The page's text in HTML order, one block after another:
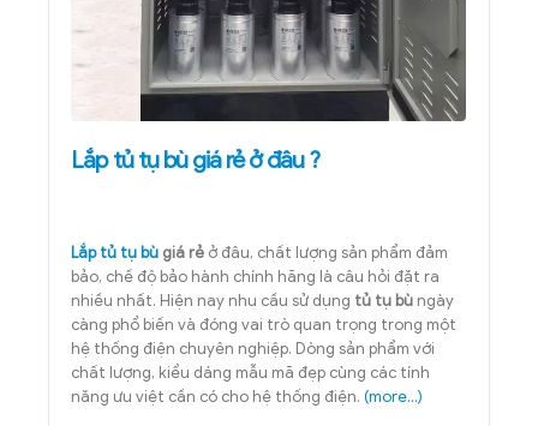
Lắp tủ tụ bù giá rẻ ở đâu ?
Lắp tủ tụ bù giá rẻ ở đâu, chất lượng sản phẩm đảm
bảo, chế độ bảo hành chính hãng là câu hỏi đặt ra
nhiều nhất. Hiện nay nhu cầu sử dụng tủ tụ bù ngày
càng phổ biến và đóng vai trò quan trọng trong một
hệ thống điện chuyên nghiệp. Dòng sản phẩm với
chất lượng, kiểu dáng mẫu mã đẹp cùng các tính
năng ưu việt cần có cho hệ thống điện.(more…)